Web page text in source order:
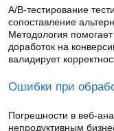
A/B-тестирование
сопоставление
Методология
доработок на
валидирует
Ошибки при
Погрешности в веб-
непродуктивным